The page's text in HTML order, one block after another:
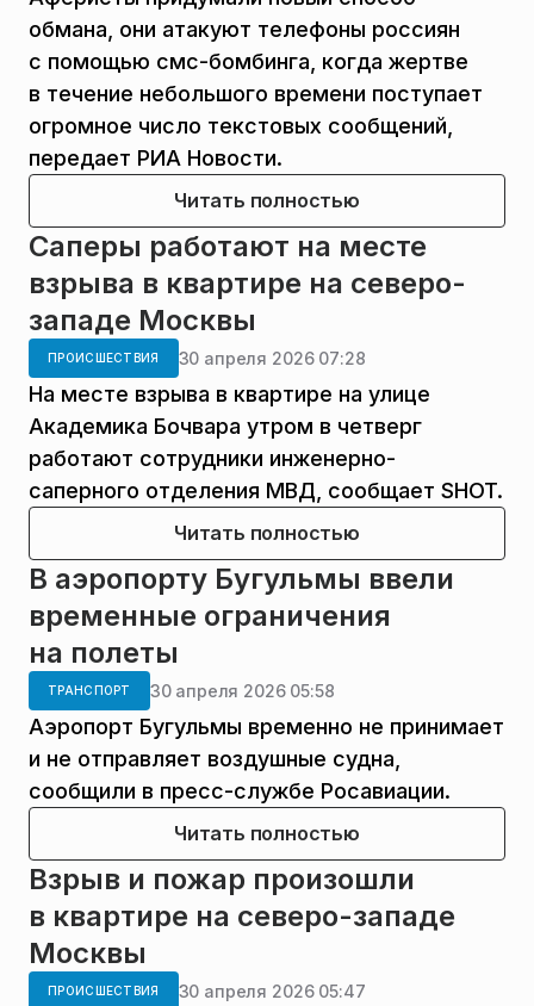
обмана, они атакуют телефоны россиян
с помощью смс-бомбинга, когда жертве
в течение небольшого времени поступает
огромное число текстовых сообщений,
передает РИА Новости.
Читать полностью
Саперы работают на месте
взрыва в квартире на северо-
западе Москвы
ПРОИСШЕСТВИЯ 30 апреля 2026 07:28
На месте взрыва в квартире на улице
Академика Бочвара утром в четверг
работают сотрудники инженерно-
саперного отделения МВД, сообщает SHOT.
Читать полностью
В аэропорту Бугульмы ввели
временные ограничения
на полеты
ТРАНСПОРТ 30 апреля 2026 05:58
Аэропорт Бугульмы временно не принимает
и не отправляет воздушные судна,
сообщили в пресс-службе Росавиации.
Читать полностью
Взрыв и пожар произошли
в квартире на северо-западе
Москвы
ПРОИСШЕСТВИЯ 30 апреля 2026 05:47